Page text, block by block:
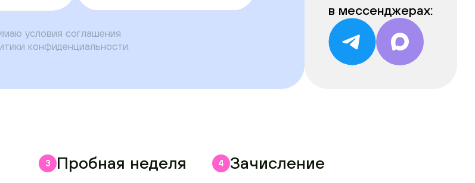
условия соглашения
конфиденциальности
в мессенджерах:
3 Пробная неделя 4 Зачисление